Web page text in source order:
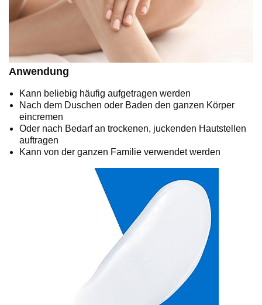
Anwendung
Kann beliebig häufig aufgetragen werden
Nach dem Duschen oder Baden den ganzen Körper
eincremen
Oder nach Bedarf an trockenen, juckenden Hautstellen
auftragen
Kann von der ganzen Familie verwendet werden